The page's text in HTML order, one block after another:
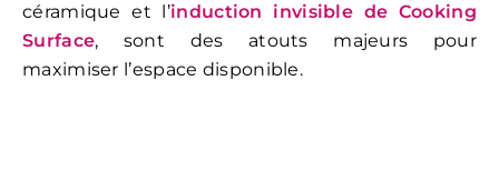
céramique et l’induction invisible de Cooking
Surface, sont des atouts majeurs pour
maximiser l’espace disponible.